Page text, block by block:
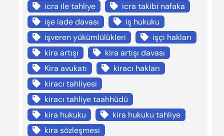
icra ile tahliye
icra takibi nafaka
işe iade davası
iş hukuku
işveren yükümlülükleri
işçi hakları
kira artışı
kira artışı davası
Kira avukatı
kiracı hakları
kiracı tahliyesi
kiracı tahliye taahhüdü
kira hukuku
kira hukuku tahliye
kira sözleşmesi